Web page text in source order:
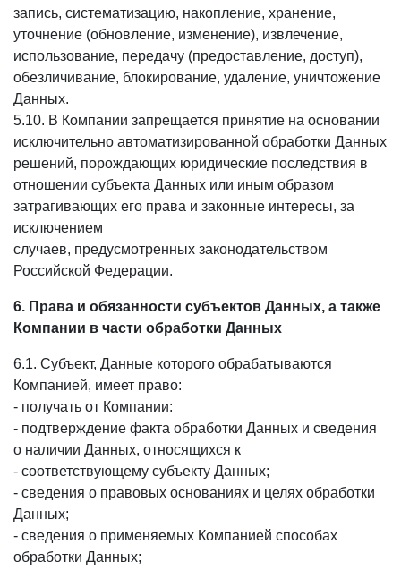
запись, систематизацию, накопление, хранение,
уточнение (обновление, изменение), извлечение,
использование, передачу (предоставление, доступ),
обезличивание, блокирование, удаление, уничтожение
Данных.
5.10. В Компании запрещается принятие на основании
исключительно автоматизированной обработки Данных
решений, порождающих юридические последствия в
отношении субъекта Данных или иным образом
затрагивающих его права и законные интересы, за
исключением
случаев, предусмотренных законодательством
Российской Федерации.
6. Права и обязанности субъектов Данных, а также
Компании в части обработки Данных
6.1. Субъект, Данные которого обрабатываются
Компанией, имеет право:
- получать от Компании:
- подтверждение факта обработки Данных и сведения
о наличии Данных, относящихся к
- соответствующему субъекту Данных;
- сведения о правовых основаниях и целях обработки
Данных;
- сведения о применяемых Компанией способах
обработки Данных;